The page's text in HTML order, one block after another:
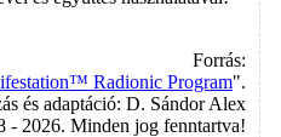
Forrás:
Radionic Program".
és adaptáció: D. Sándor Alex
- 2026. Minden jog fenntartva!